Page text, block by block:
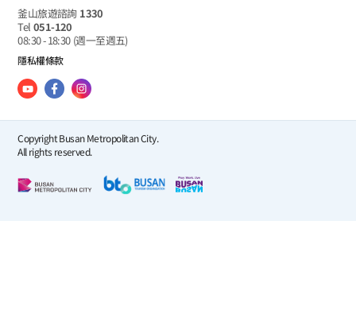
釜山旅遊諮詢 1330
Tel 051-120
08:30 - 18:30 (週一至週五)
隱私權條款
Copyright Busan Metropolitan City.
All rights reserved.